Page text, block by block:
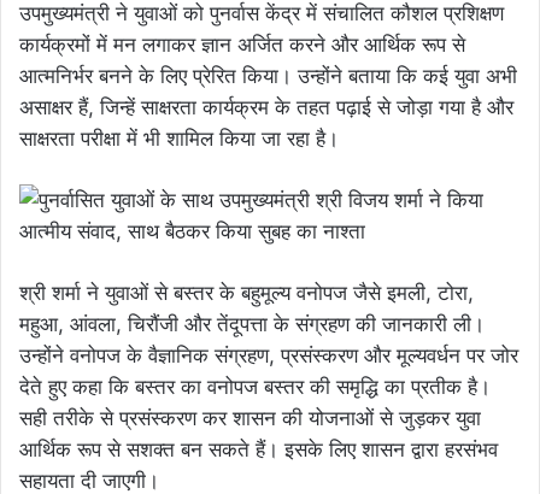
उपमुख्यमंत्री ने युवाओं को पुनर्वास केंद्र में संचालित कौशल प्रशिक्षण
कार्यक्रमों में मन लगाकर ज्ञान अर्जित करने और आर्थिक रूप से
आत्मनिर्भर बनने के लिए प्रेरित किया। उन्होंने बताया कि कई युवा अभी
असाक्षर हैं, जिन्हें साक्षरता कार्यक्रम के तहत पढ़ाई से जोड़ा गया है और
साक्षरता परीक्षा में भी शामिल किया जा रहा है।
श्री शर्मा ने युवाओं से बस्तर के बहुमूल्य वनोपज जैसे इमली, टोरा,
महुआ, आंवला, चिरौंजी और तेंदूपत्ता के संग्रहण की जानकारी ली।
उन्होंने वनोपज के वैज्ञानिक संग्रहण, प्रसंस्करण और मूल्यवर्धन पर जोर
देते हुए कहा कि बस्तर का वनोपज बस्तर की समृद्धि का प्रतीक है।
सही तरीके से प्रसंस्करण कर शासन की योजनाओं से जुड़कर युवा
आर्थिक रूप से सशक्त बन सकते हैं। इसके लिए शासन द्वारा हरसंभव
सहायता दी जाएगी।